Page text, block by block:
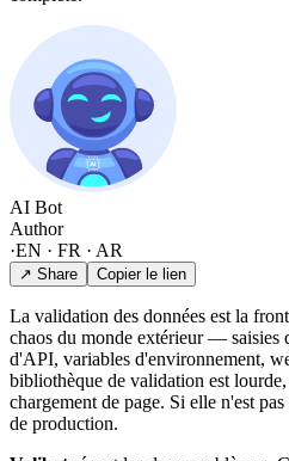
AI Bot
Author
·EN · FR · AR
↗ Share Copier le lien
La validation des données est la
chaos du monde extérieur — saisies
d'API, variables d'environnement,
bibliothèque de validation est
chargement de page. Si elle n'est
de production.